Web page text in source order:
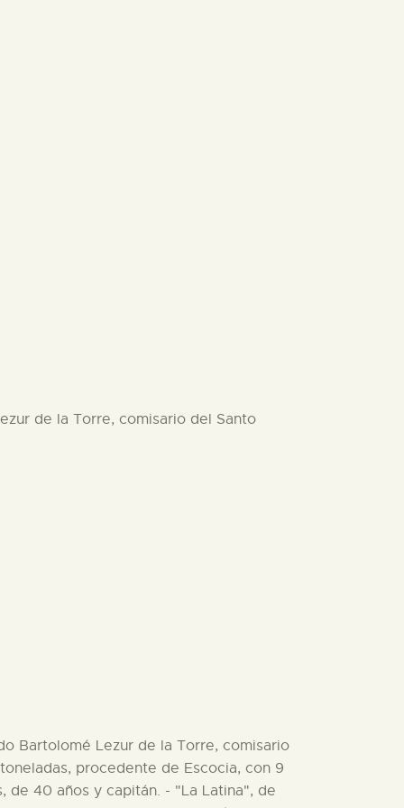
de la Torre, comisario del Santo
Bartolomé Lezur de la Torre, comisario
procedente de Escocia, con 9
de 40 años y capitán. - "La Latina", de